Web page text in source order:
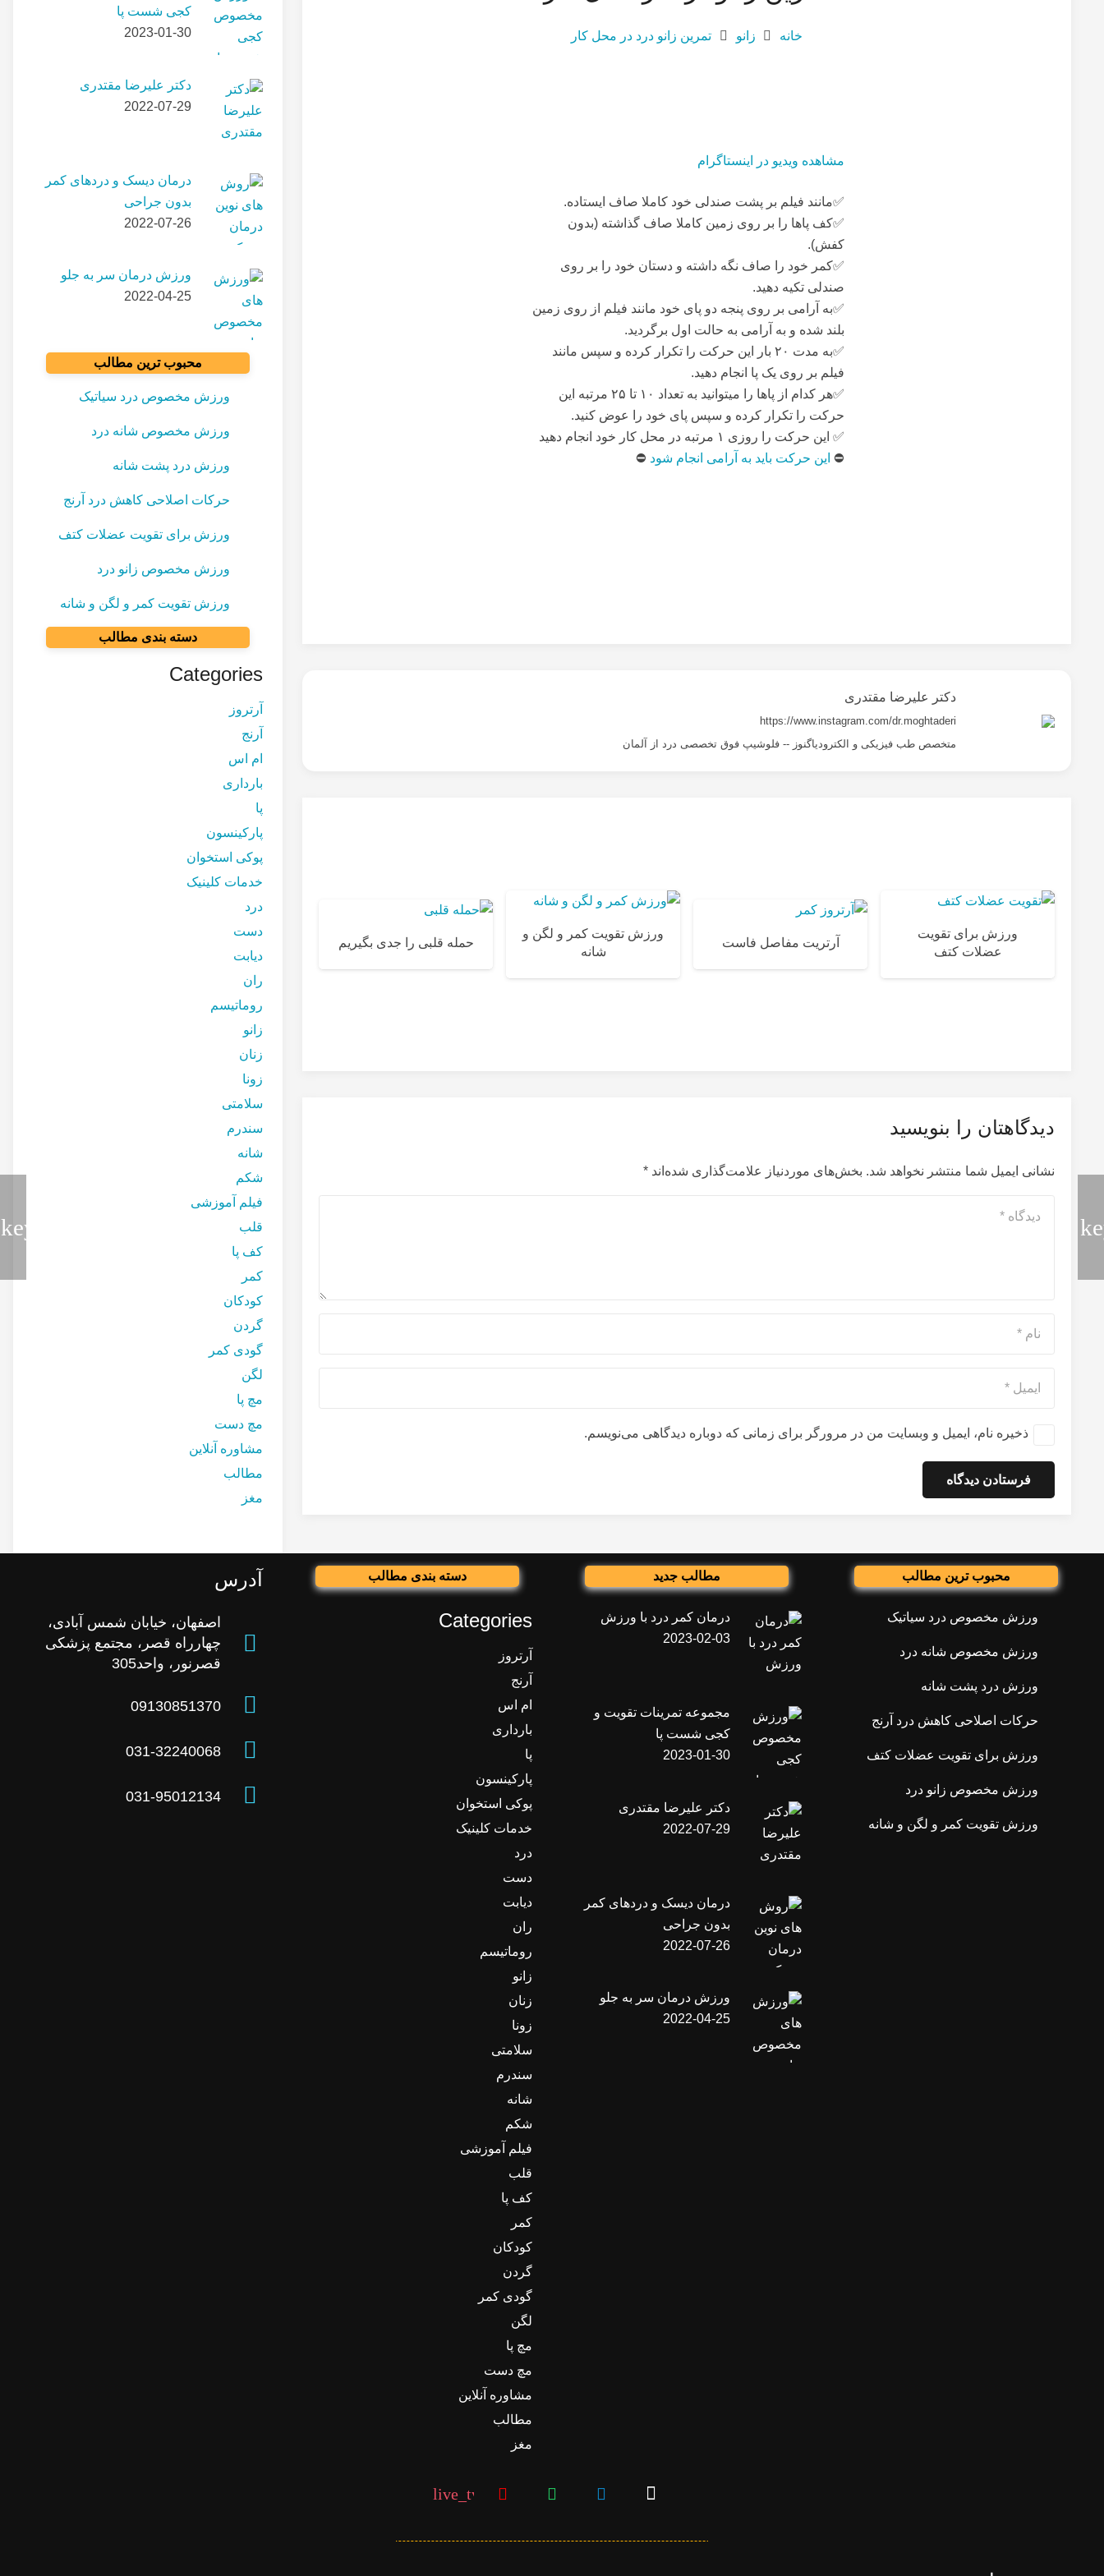
خانه زانو تمرین زانو درد در محل کار
مشاهده ویدیو در اینستاگرام
✅مانند فیلم بر پشت صندلی خود کاملا صاف ایستاده.
✅کف پاها را بر روی زمین کاملا صاف گذاشته (بدون
کفش).
✅کمر خود را صاف نگه داشته و دستان خود را بر روی
صندلی تکیه دهید.
✅به آرامی بر روی پنجه دو پای خود مانند فیلم از روی زمین
بلند شده و به آرامی به حالت اول برگردید.
✅به مدت ۲۰ بار این حرکت را تکرار کرده و سپس مانند
فیلم بر روی یک پا انجام دهید.
✅هر کدام از پاها را میتوانید به تعداد ۱۰ تا ۲۵ مرتبه این
حرکت را تکرار کرده و سپس پای خود را عوض کنید.
✅ این حرکت را روزی ۱ مرتبه در محل کار خود انجام دهید
⛔️ این حرکت باید به آرامی انجام شود ⛔️
دکتر علیرضا مقتدری
https://www.instagram.com/dr.moghtaderi
متخصص طب فیزیکی و الکترودیاگنوز -- فلوشیپ فوق تخصصی درد از آلمان
ورزش برای تقویت
عضلات کتف
آرتریت مفاصل فاست
ورزش تقویت کمر و لگن و
شانه
حمله قلبی را جدی بگیریم
بیماری های اسکلتی
دیدگاهتان را بنویسید
نشانی ایمیل شما منتشر نخواهد شد. بخش‌های موردنیاز علامت‌گذاری شده‌اند *
ذخیره نام، ایمیل و وبسایت من در مرورگر برای زمانی که دوباره دیدگاهی می‌نویسم.
فرستادن دیدگاه
کجی شست پا
2023-01-30
دکتر علیرضا مقتدری
2022-07-29
درمان دیسک و دردهای کمر
بدون جراحی
2022-07-26
ورزش درمان سر به جلو
2022-04-25
محبوب ترین مطالب
ورزش مخصوص درد سیاتیک
ورزش مخصوص شانه درد
ورزش درد پشت شانه
حرکات اصلاحی کاهش درد آرنج
ورزش برای تقویت عضلات کتف
ورزش مخصوص زانو درد
ورزش تقویت کمر و لگن و شانه
دسته بندی مطالب
Categories
آرتروز
آرنج
ام اس
بارداری
پا
پارکینسون
پوکی استخوان
خدمات کلینیک
درد
دست
دیابت
ران
روماتیسم
زانو
زنان
زونا
سلامتی
سندرم
شانه
شکم
فیلم آموزشی
قلب
کف پا
کمر
کودکان
گردن
گودی کمر
لگن
مچ پا
مچ دست
مشاوره آنلاین
مطالب
مغز
محبوب ترین مطالب
ورزش مخصوص درد سیاتیک
ورزش مخصوص شانه درد
ورزش درد پشت شانه
حرکات اصلاحی کاهش درد آرنج
ورزش برای تقویت عضلات کتف
ورزش مخصوص زانو درد
ورزش تقویت کمر و لگن و شانه
مطالب جدید
درمان کمر درد با ورزش
2023-02-03
مجموعه تمرینات تقویت و
کجی شست پا
2023-01-30
دکتر علیرضا مقتدری
2022-07-29
درمان دیسک و دردهای کمر
بدون جراحی
2022-07-26
ورزش درمان سر به جلو
2022-04-25
دسته بندی مطالب
Categories
آرتروز
آرنج
ام اس
بارداری
پا
پارکینسون
پوکی استخوان
خدمات کلینیک
درد
دست
دیابت
ران
روماتیسم
زانو
زنان
زونا
سلامتی
سندرم
شانه
شکم
فیلم آموزشی
قلب
کف پا
کمر
کودکان
گردن
گودی کمر
لگن
مچ پا
مچ دست
مشاوره آنلاین
مطالب
مغز
آدرس
اصفهان، خیابان شمس آبادی،
چهارراه قصر، مجتمع پزشکی
قصرنور، واحد305
09130851370
031-32240068
031-95012134
live_tv